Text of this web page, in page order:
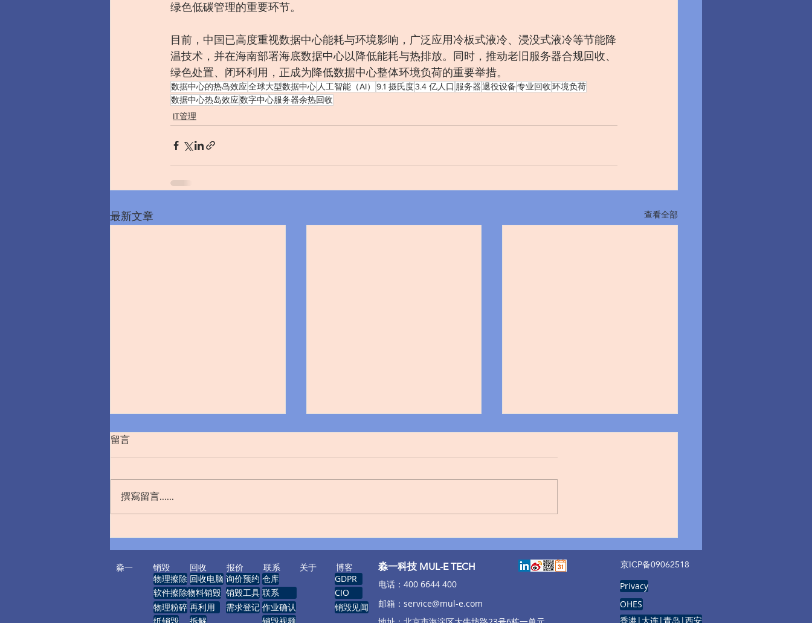
绿色低碳管理的重要环节。
目前，中国已高度重视数据中心能耗与环境影响，广泛应用冷板式液冷、浸没式液冷等节能降
温技术，并在海南部署海底数据中心以降低能耗与热排放。同时，推动老旧服务器合规回收、
绿色处置、闭环利用，正成为降低数据中心整体环境负荷的重要举措。
数据中心的热岛效应全球大型数据中心 人工智能（AI） 9.1 摄氏度3.4 亿人口 服务器退役设备专业回收环境负荷
数据中心热岛效应数字中心服务器余热回收
IT管理
最新文章 查看全部
安全管理
务商盘点
务器回收 7 大核心干货，硬盘
数据销毁缺失酿大祸
留言
撰寫留言......
淼一 销毁 回收 报价 联系 关于 博客
物理擦除 回收电脑 询价预约 仓库
GDPR
软件擦除
物理粉碎
物料销毁
再利用
销毁工具
需求登记
联系
作业确认
CIO
销毁见闻
​淼一科技 MUL-E TECH
​电话：400 6644 400
邮箱： service@mul-e.com
京ICP备09062518
Privacy
OHES
香港|大连|青岛|西安